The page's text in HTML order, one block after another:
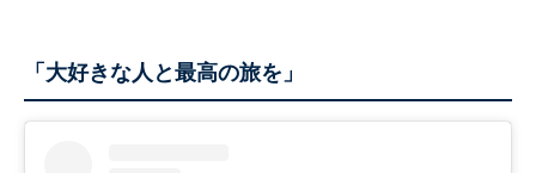
「大好きな人と最高の旅を」